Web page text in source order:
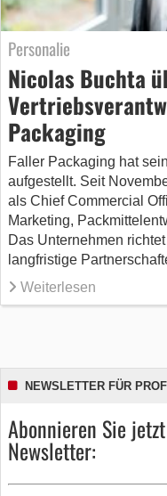
Personalie
Nicolas Buchta
Packaging
Faller Packaging hat
aufgestellt. Seit
als Chief Commercial
Marketing,
Das Unternehmen
langfristige
Weiterlesen
NEWSLETTER FÜR
Abonnieren Sie
Newsletter: